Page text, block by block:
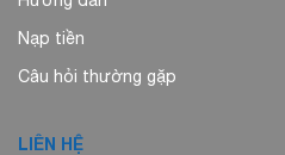
Nạp tiền
Câu hỏi thường gặp
LIÊN HỆ